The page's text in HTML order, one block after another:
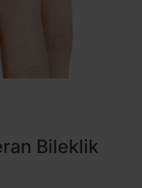
Bileklik